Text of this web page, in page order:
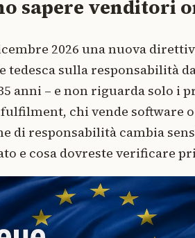
sapere venditori
2026 una nuova
tedesca sulla responsabilità
anni – e non riguarda solo i
chi vende software
di responsabilità cambia
e cosa dovreste verificare